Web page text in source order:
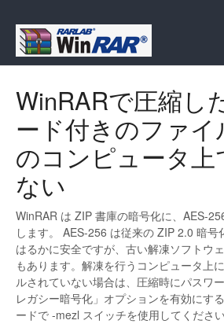
WinRARで圧縮し
ード付きのファイ
のコンピュータ上
ない
WinRAR は ZIP 書庫の暗号化に、AES-
します。 AES-256 は従来の ZIP 2.0 暗号
はるかに安全ですが、古い解凍ソフトウ
もあります。解凍を行うコンピュータ上
ルされていない場合は、圧縮時にパスワ
レガシー暗号化」オプションを有効にす
ードで -mezl スイッチを使用してください